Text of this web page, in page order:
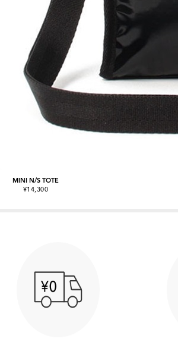
MINI N/S TOTE
¥14,300